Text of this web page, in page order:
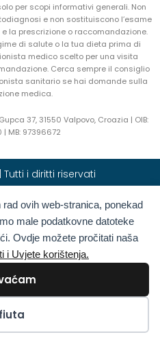
ovih web-stranica, ponekad
male podatkovne datoteke
Ovdje možete pročitati naša
i Uvjete korištenja.
per scopi informativi generali. Non
e non sostituiscono l’esame
la prescrizione o raccomandazione.
di salute o la tua dieta prima di
medico scelto per una visita
Cerca sempre il consiglio
sanitario se hai domande sulla
medica.
37, 31550 Valpovo, Croazia | OIB:
| MB: 97396672
Tutti i diritti riservati
English(Inglese)
) Polski(Polacco)
)
Italiano
Français(Francese)
Slovenčina